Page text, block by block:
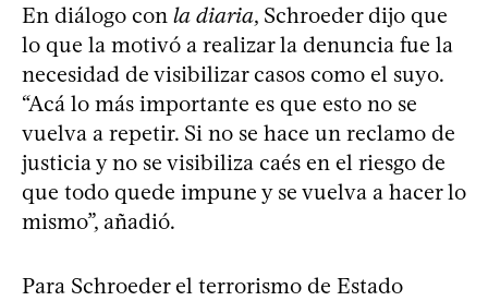
En diálogo con la diaria, Schroeder dijo que
lo que la motivó a realizar la denuncia fue la
necesidad de visibilizar casos como el suyo.
“Acá lo más importante es que esto no se
vuelva a repetir. Si no se hace un reclamo de
justicia y no se visibiliza caés en el riesgo de
que todo quede impune y se vuelva a hacer lo
mismo”, añadió.
Para Schroeder el terrorismo de Estado